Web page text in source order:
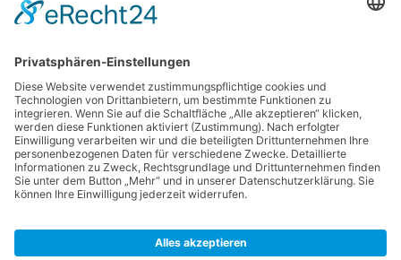
b. Ältestenrat, Versicherungswart
– Verfahren nach § 14 8.
12. Anträge zur Tagesordnung
13. Verschiedenes
Zur Offiziellen Einladung des
Dahlenburger SK: Einladung zur
JHV 2024 (PDF-Datei)
share: